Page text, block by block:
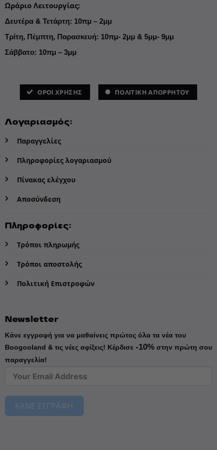
Ωράριο Λειτουργίας:
Δευτέρα & Τετάρτη: 10πμ – 2μμ
Τρίτη, Πέμπτη, Παρασκευή: 10πμ- 2μμ & 5μμ- 9μμ
Σάββατο: 10πμ – 3μμ
ΌΡΟΙ ΧΡΗΣΗΣ ΠΟΛΙΤΙΚΗ ΑΠΟΡΡΗΤΟΥ
Λογαριασμός:
Παραγγελίες
Πληροφορίες λογαριασμού
Πίνακας ελέγχου
Αποσύνδεση
Πληροφορίες:
Τρόποι πληρωμής
Τρόποι αποστολής
Πολιτική Επιστροφών
Newsletter
Κάνε εγγραφή για να μαθαίνεις πρώτος όλα τα νέα του
Boogooland & τις νέες αφίξεις! Κέρδισε -10%στην πρώτη σου
παραγγελία!
ΚΑΝΕ ΕΓΓΡΑΦΗ